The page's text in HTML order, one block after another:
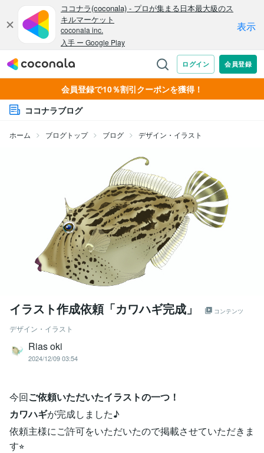
会員登録で10％割引クーポンを獲得！
ココナラブログ
ホーム ブログトップ ブログ デザイン・イラスト
イラスト作成依頼「カワハギ完成」 コンテンツ
デザイン・イラスト
Rias oki
2024/12/09 03:54
今回ご依頼いただいたイラストの一つ！
カワハギが完成しました♪
依頼主様にご許可をいただいたので掲載させていただきま
す⭐︎